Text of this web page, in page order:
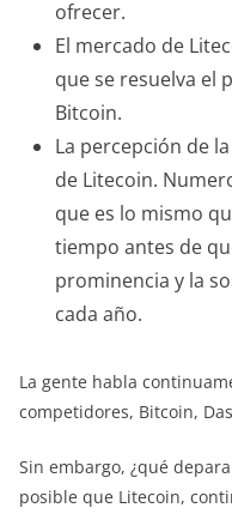
ofrecer.
El mercado de
que se resuelva el
Bitcoin.
La percepción de
de Litecoin.
que es lo mismo
tiempo antes de
prominencia y la
cada año.
La gente habla
competidores, Bitcoin,
Sin embargo, ¿qué
posible que Litecoin,